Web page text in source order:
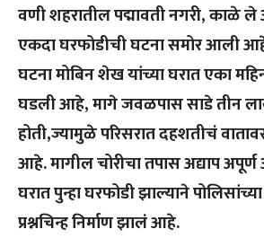
वणीशहरातीलपद्मावतीनगरी,काळेले
एकदाघरफोडीचीघटनासमोरआली
घटनामोबिनशेखयांच्याघरातएका
घडलीआहे, मागे जवळपास साडे तीन
होती,ज्यामुळेपरिसरातदहशतीचं
आहे.मागीलचोरीचातपासअद्यापअपूर्ण
घरातपुन्हाघरफोडीझाल्यानेपोलिसांच्या
प्रश्नचिन्हनिर्माणझालंआहे.